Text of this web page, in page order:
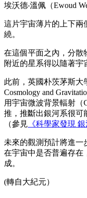
埃沃德‧溫佩（Ewoud
這片宇宙薄片的上下兩
繞。
在這個平面之內，分散
附近的星系得以隨著宇
此前，英國朴茨茅斯大
Cosmology and
用宇宙微波背景輻射（
推，推斷出銀河系很可
（參見 《科學家發現
未來的觀測預計將進
在宇宙中是否普遍存在
成。
(轉自大紀元）